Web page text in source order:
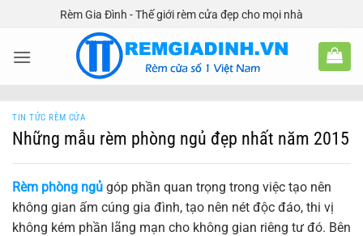
nội
Rèm Gia Đình - Thế giới rèm cửa đẹp cho mọi nhà
TIN TỨC RÈM CỬA
Những mẫu rèm phòng ngủ đẹp nhất năm 2015
Rèm phòng ngủ góp phần quan trọng trong việc tạo nên
không gian ấm cúng gia đình, tạo nên nét độc đáo, thi vị
không kém phần lãng mạn cho không gian riêng tư đó. Bên